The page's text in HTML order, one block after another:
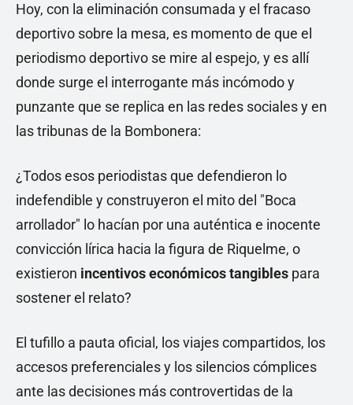
Hoy, con la eliminación consumada y el fracaso
deportivo sobre la mesa, es momento de que el
periodismo deportivo se mire al espejo, y es allí
donde surge el interrogante más incómodo y
punzante que se replica en las redes sociales y en
las tribunas de la Bombonera:
¿Todos esos periodistas que defendieron lo
indefendible y construyeron el mito del "Boca
arrollador" lo hacían por una auténtica e inocente
convicción lírica hacia la figura de Riquelme, o
existieron incentivos económicos tangibles para
sostener el relato?
El tufillo a pauta oficial, los viajes compartidos, los
accesos preferenciales y los silencios cómplices
ante las decisiones más controvertidas de la